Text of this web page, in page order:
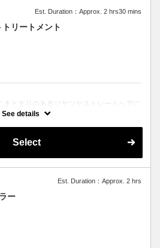
Est. Duration：Approx. 2 hrs30 mins
リートメント
とまりのあるツヤツヤストレートヘアに
テナンスにも最適。シャンプー、ブロー
See details
Select
Est. Duration：Approx. 2 hrs
ー